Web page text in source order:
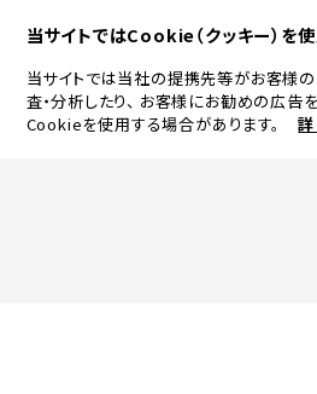
当サイトではCookie（クッキー）を
当サイトでは当社の提携先等がお客様
査・分析したり、 お客様にお勧めの広告
Cookieを使用する場合があります。
詳